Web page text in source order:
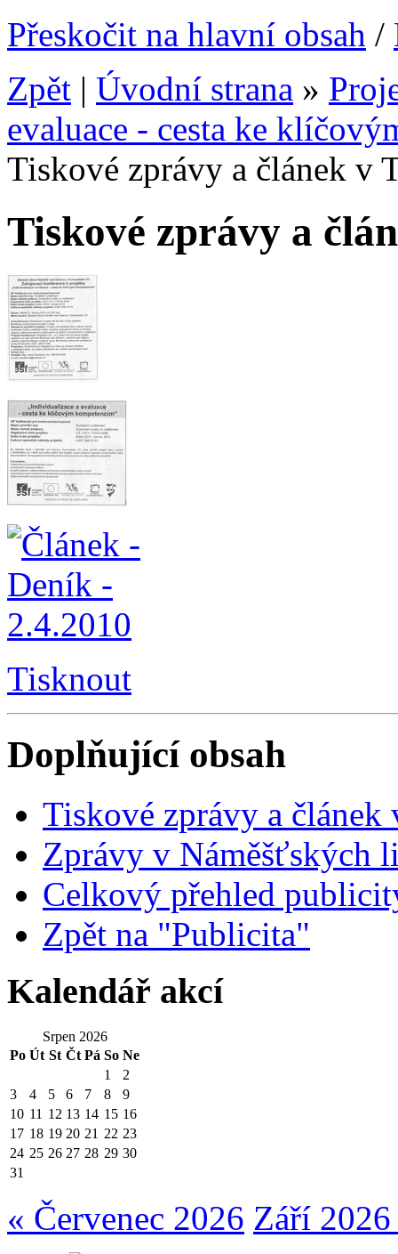
Přeskočit na hlavní obsah /
Zpět | Úvodní strana »
evaluace - cesta ke
Tiskové zprávy a článek v
Tiskové zprávy a
Tisknout
Doplňující obsah
Tiskové zprávy a článek
Zprávy v Náměšťských
Celkový přehled
Zpět na "Publicita"
Kalendář akcí
Srpen 2026
Po Út St Čt Pá So Ne
1
2
3
4 5 6 7 8
9
10 11 12 13 14 15 16
17 18 19 20 21 22 23
24 25 26 27 28 29 30
31
« Červenec 2026 Září